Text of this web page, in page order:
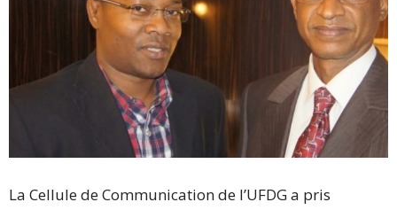
La Cellule de Communication de l’UFDG a pris